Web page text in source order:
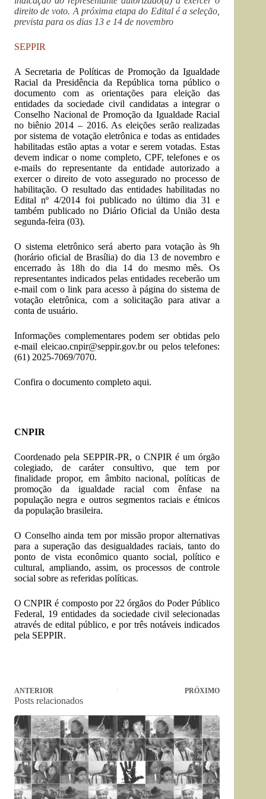
direito de voto. A próxima etapa do Edital é a seleção,
prevista para os dias 13 e 14 de novembro
SEPPIR
A Secretaria de Políticas de Promoção da Igualdade
Racial da Presidência da República torna público o
documento com as orientações para eleição das
entidades da sociedade civil candidatas a integrar o
Conselho Nacional de Promoção da Igualdade Racial
no biênio 2014 – 2016. As eleições serão realizadas
por sistema de votação eletrônica e todas as entidades
habilitadas estão aptas a votar e serem votadas. Estas
devem indicar o nome completo, CPF, telefones e os
e-mails do representante da entidade autorizado a
exercer o direito de voto assegurado no processo de
habilitação.O resultado das entidades habilitadas no
Edital nº 4/2014 foi publicado no último dia 31
e
também publicado noDiário Oficial da União desta
segunda-feira (03).
O sistema eletrônico será aberto para votação às 9h
(horário oficial de Brasília) do dia 13 de novembro e
encerrado às 18h do dia 14 do mesmo mês. Os
representantes indicados pelas entidades receberão um
e-mail com o link para acesso à página do sistema de
votação eletrônica, com a solicitação para ativar a
conta de usuário.
Informações complementares podem ser obtidas pelo
e-mail eleicao.cnpir@seppir.gov.brou pelos telefones:
(61) 2025-7069/7070.
Confira o documento completo aqui.
CNPIR
Coordenado pela SEPPIR-PR, o CNPIR é um órgão
colegiado, de caráter consultivo, que tem por
finalidade propor, em âmbito nacional, políticas de
promoção da igualdade racial com ênfase na
população negra e outros segmentos raciais e étnicos
da população brasileira.
O Conselho ainda tem por missão propor alternativas
para a superação das desigualdades raciais, tanto do
ponto de vista econômico quanto social, político e
cultural, ampliando, assim, os processos de controle
social sobre as referidas políticas.
O CNPIR é composto por 22 órgãos do Poder Público
Federal, 19 entidades da sociedade civil selecionadas
através de edital público, e por três notáveis indicados
pela SEPPIR.
ANTERIOR PRÓXIMO
Posts relacionados